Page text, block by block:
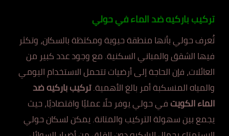
تركيب باركيه ضد الماء في حولي
تُعرف حولي بأنها منطقة حيوية ومكتظة بالسكان، وتكثر
فيها الشقق والمباني السكنية. مع وجود عدد كبير من
العائلات، فإن الحاجة إلى أرضيات تتحمل الاستخدام اليومي
والمياه المنسكبة أمر بالغ الأهمية.تركيب باركيه ضد
الماء الكويتفي حولي يوفر حلًا عمليًا واقتصاديًا، حيث
يجمع بين سهولة التركيب والمتانة. يمكن لسكان حولي